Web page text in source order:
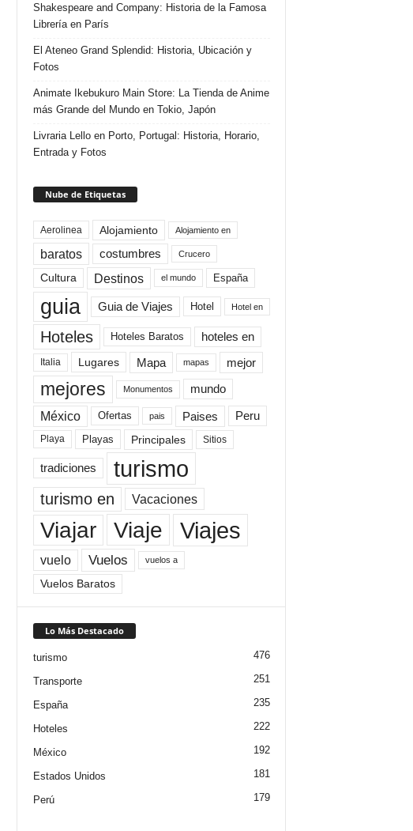
Shakespeare and Company: Historia de la Famosa
Librería en París
El Ateneo Grand Splendid: Historia, Ubicación y
Fotos
Animate Ikebukuro Main Store: La Tienda de Anime
más Grande del Mundo en Tokio, Japón
Livraria Lello en Porto, Portugal: Historia, Horario,
Entrada y Fotos
Nube de Etiquetas
Aerolinea Alojamiento Alojamiento en
baratos costumbres Crucero
Cultura Destinos el mundo España
guia Guia de Viajes Hotel Hotel en
Hoteles Hoteles Baratos hoteles en
Italia Lugares Mapa mapas mejor
mejores Monumentos mundo
México Ofertas pais Paises Peru
Playa Playas Principales Sitios
tradiciones turismo
turismo en Vacaciones
Viajar Viaje Viajes
vuelo Vuelos vuelos a
Vuelos Baratos
Lo Más Destacado
turismo 476
Transporte 251
España 235
Hoteles 222
México 192
Estados Unidos 181
Perú 179